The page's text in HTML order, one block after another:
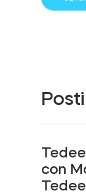
Adattatori
con